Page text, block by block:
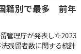
籍別で最多 前年
管理庁が発表した2023
残留者数に関する統計